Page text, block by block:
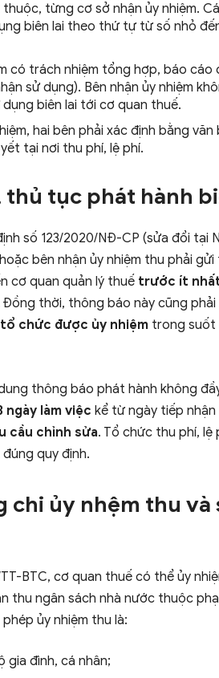
từng cơ sở nhận ủy nhiệm.
biên lai theo thứ tự từ số nhỏ
có trách nhiệm tổng hợp, báo cáo
sử dụng). Bên nhận ủy nhiệm
biên lai tới cơ quan thuế.
hai bên phải xác định bằng
tại nơi thu phí, lệ phí.
tục phát hành
số 123/2020/NĐ-CP (sửa đổi tại
bên nhận ủy nhiệm thu phải
cơ quan quản lý thuế trước ít
thời, thông báo này cũng
chức được ủy nhiệm trong suốt
thông báo phát hành không
làm việc kể từ ngày tiếp
cầu chỉnh sửa. Tổ chức thu phí, lệ
quy định.
chi ủy nhệm thu và
BTC, cơ quan thuế có thể ủy
thu ngân sách nhà nước thuộc
ủy nhiệm thu là:
gia đình, cá nhân;